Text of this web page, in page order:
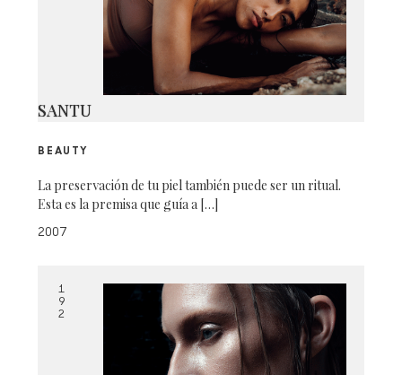
SANTU
BEAUTY
La preservación de tu piel también puede ser un ritual.
Esta es la premisa que guía a […]
2007
1
9
2